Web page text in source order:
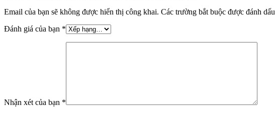
Email của bạn sẽ không được hiển thị công khai. Các trường bắt buộc được đánh dấu
Đánh giá của bạn *
Nhận xét của bạn *